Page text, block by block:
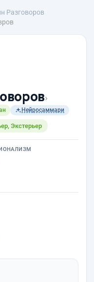
Разговоров
›
Нейросаммари
Экстерьер